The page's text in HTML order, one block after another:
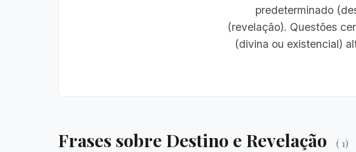
predeterminado
(revelação). Questões
(divina ou existencial)
Frases sobre Destino e Revelação ( 1)